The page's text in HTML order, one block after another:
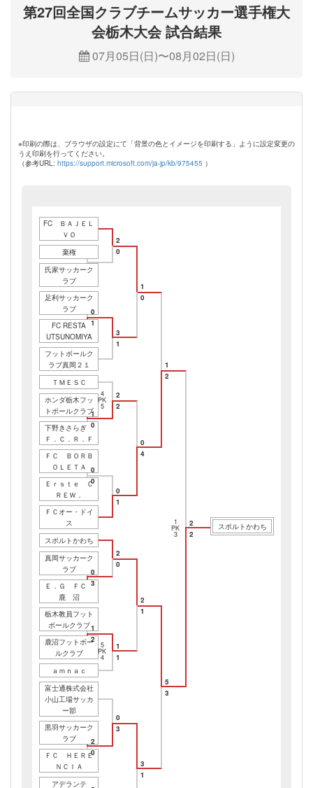
第27回全国クラブチームサッカー選手権大
会栃木大会 試合結果
07月05日(日)〜08月02日(日)
※印刷の際は、ブラウザの設定にて「背景の色とイメージを印刷する」ように設定変更の
うえ印刷を行ってください。
（参考URL: https://support.microsoft.com/ja-jp/kb/975455 ）
FC ＢＡＪＥＬ
ＶＯ
2
棄権
氏家サッカーク
ラブ
0
1
足利サッカーク
ラブ
0
FC RESTA
UTSUNOMIYA
1
3
フットボールク
ラブ真岡２１
1
0
1
ＴＭＥＳＣ
2
PK
4
ホンダ栃木フッ
トボールクラブ1
下野きさらぎ
Ｆ．Ｃ．Ｒ．Ｆ
0
2
5
0
ＦＣ ＢＯＲＢ
ＯＬＥＴＡ 0
Ｅｒｓｔｅ Ｃ
ＲＥＷ．
0
0
ＦＣオー・ドイ
ス
1
4
2
2
PK
1
スポルトかわち
2
真岡サッカーク
ラブ
0
Ｅ．Ｇ ＦＣ
鹿 沼
3
0
2
栃木教員フット
ボールクラブ1
鹿沼フットボー
ルクラブ
2
1
PK
5
ａｍｎａｃ
1
4
1
5
富士通株式会社
小山工場サッカ
ー部
0
黒羽サッカーク
ラブ
2
ＦＣ ＨＥＲＥ
ＮＣＩＡ
0
3
3
アデランテ
1
3
2
3
スポルトかわち